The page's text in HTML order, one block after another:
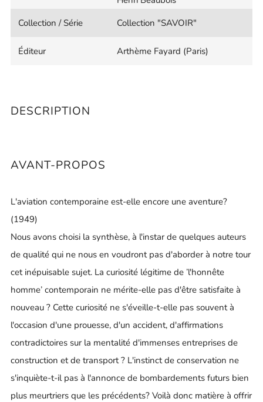
Collection / Série
Collection "SAVOIR"
Éditeur Arthème Fayard (Paris)
DESCRIPTION
AVANT-PROPOS
L'aviation contemporaine est-elle encore une aventure?
(1949)
Nous avons choisi la synthèse, à l'instar de quelques auteurs
de qualité qui ne nous en voudront pas d'aborder à notre tour
cet inépuisable sujet. La curiosité légitime de ’l'honnête
homme’ contemporain ne mérite-elle pas d'être satisfaite à
nouveau ? Cette curiosité ne s'éveille-t-elle pas souvent à
l'occasion d'une prouesse, d'un accident, d'affirmations
contradictoires sur la mentalité d'immenses entreprises de
construction et de transport ? L'instinct de conservation ne
s'inquiète-t-il pas à l'annonce de bombardements futurs bien
plus meurtriers que les précédents? Voilà donc matière à offrir